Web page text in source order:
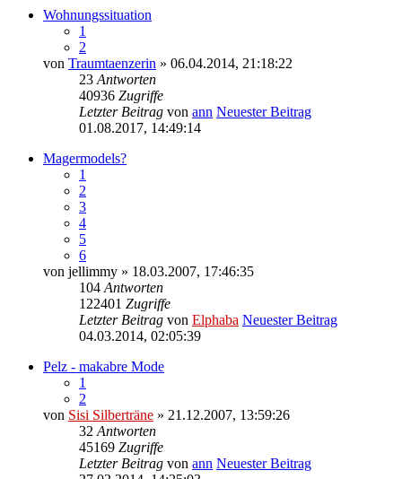
Wohnungssituation
1
2
von Traumtaenzerin » 06.04.2014, 21:18:22
23 Antworten
40936 Zugriffe
Letzter Beitrag von ann Neuester Beitrag
01.08.2017, 14:49:14
Magermodels?
1
2
3
4
5
6
von jellimmy » 18.03.2007, 17:46:35
104 Antworten
122401 Zugriffe
Letzter Beitrag von Elphaba Neuester Beitrag
04.03.2014, 02:05:39
Pelz - makabre Mode
1
2
von Sisi Silberträne » 21.12.2007, 13:59:26
32 Antworten
45169 Zugriffe
Letzter Beitrag von ann Neuester Beitrag